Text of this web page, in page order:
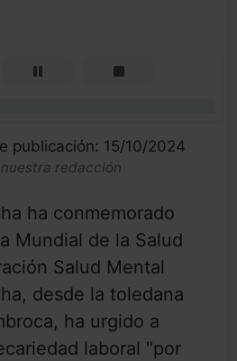
publicación: 15/10/2024
redacción
ha conmemorado
Mundial de la Salud
Salud Mental
desde la toledana
ha urgido a
laboral "por